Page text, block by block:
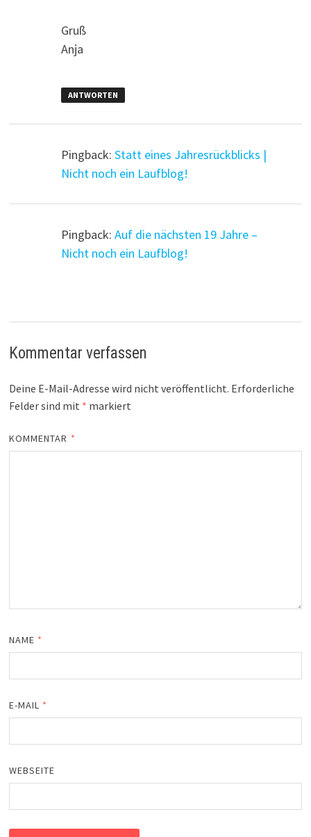
Gruß
Anja
ANTWORTEN
Pingback: Statt eines Jahresrückblicks |
Nicht noch ein Laufblog!
Pingback: Auf die nächsten 19 Jahre –
Nicht noch ein Laufblog!
Kommentar verfassen
Deine E-Mail-Adresse wird nicht veröffentlicht. Erforderliche
Felder sind mit * markiert
KOMMENTAR *
NAME *
E-MAIL *
WEBSEITE